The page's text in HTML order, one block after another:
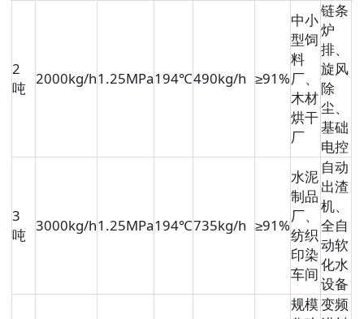
2
吨
2000kg/h1.25MPa194℃490kg/h ≥91%
中小
型饲
料
厂、
木材
烘干
厂
链条
炉
排、
旋风
除
尘、
基础
电控
3
吨
3000kg/h1.25MPa194℃735kg/h ≥91%
水泥
制品
厂、
纺织
印染
车间
自动
出渣
机、
全自
动软
化水
设备
规模变频